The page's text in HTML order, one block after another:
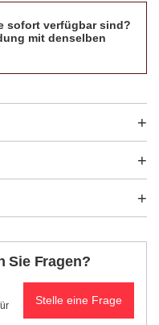
sofort verfügbar sind?
mit denselben
Sie Fragen?
Stelle eine Frage